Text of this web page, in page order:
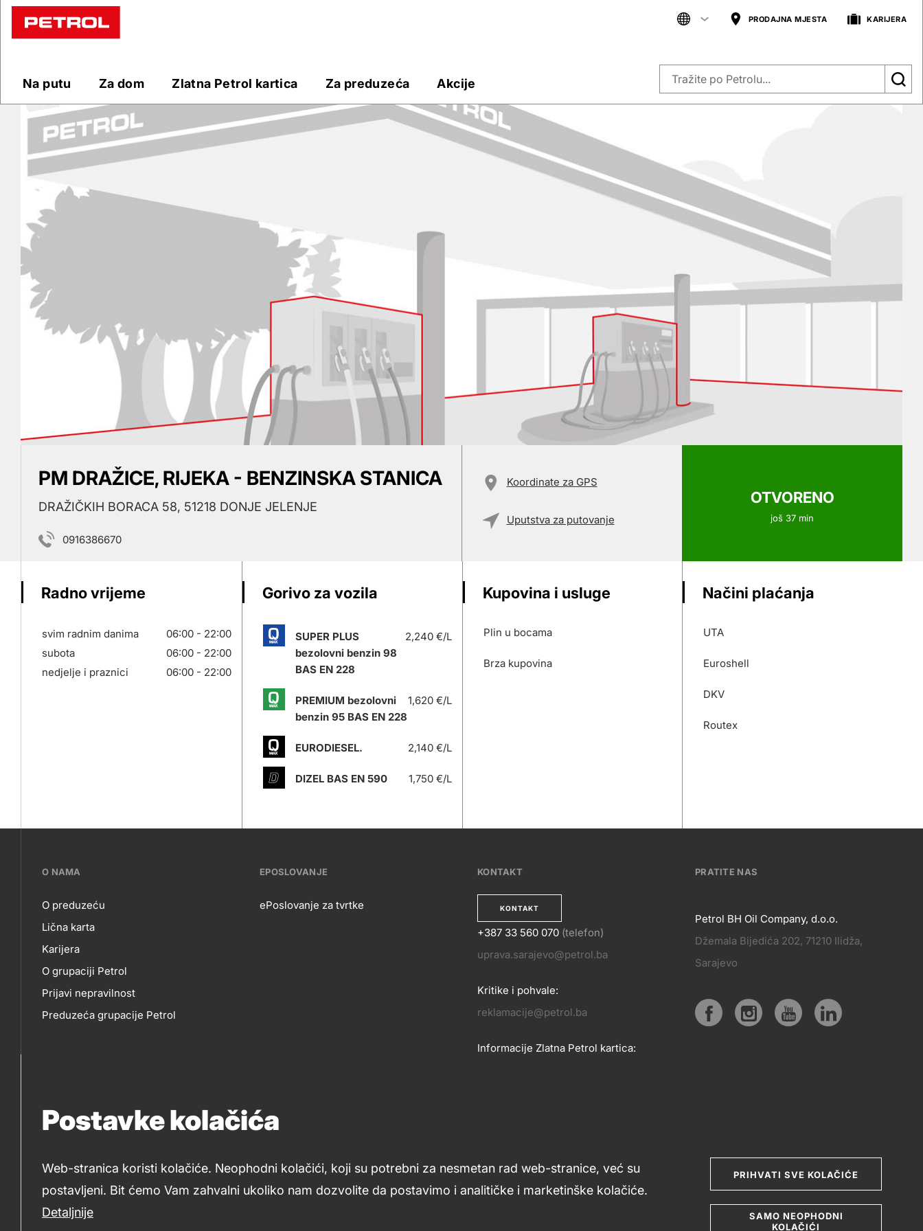
Postavke kolačića
Web-stranica koristi kolačiće. Neophodni kolačići, koji su potrebni za nesmetan rad web-stranice, već su
postavljeni. Bit ćemo Vam zahvalni ukoliko nam dozvolite da postavimo i analitičke i marketinške kolačiće.
Detaljnije
PRIHVATI SVE KOLAČIĆE
SAMO NEOPHODNI
KOLAČIĆI
Prodajna
mjesta
Na putu Za dom Zlatna Petrol kartica Za preduzeća Akcije
PRODAJNA MJESTA KARIJERA
OTVORENO
još 37 min
PM DRAŽICE, RIJEKA - BENZINSKA STANICA
DRAŽIČKIH BORACA 58, 51218 DONJE JELENJE
0916386670
Koordinate za GPS
Uputstva za putovanje
Radno vrijeme
svim radnim danima
06:00 - 22:00
subota
06:00 - 22:00
nedjelje i praznici
06:00 - 22:00
Gorivo za vozila
SUPER PLUS
bezolovni benzin 98
BAS EN 228
2,240 €/L
PREMIUM bezolovni
benzin 95 BAS EN 228
1,620 €/L
EURODIESEL. 2,140 €/L
DIZEL BAS EN 590 1,750 €/L
Kupovina i usluge
Plin u bocama
Brza kupovina
Načini plaćanja
UTA
Euroshell
DKV
Routex
???
petrol-
skupno.footer-
title???
O NAMA
O
NAMA
O preduzeću
Lična karta
Karijera
O grupaciji Petrol
Prijavi nepravilnost
Preduzeća grupacije Petrol
EPOSLOVANJE
EPOSLOVANJE
ePoslovanje za tvrtke
KONTAKT
KONTAKT
KONTAKT
+387 33 560 070 (telefon)
uprava.sarajevo@petrol.ba
Kritike i pohvale:
reklamacije@petrol.ba
Informacije Zlatna Petrol kartica:
links
PRATITE NAS
PRATITE
NAS
Petrol BH Oil Company, d.o.o.
Džemala Bijedića 202, 71210 Ilidža,
Sarajevo
2019-2026 Petrol BH Oil Company d.o.o. i Petrol d.d., Ljubljana Uslovi upotrebe